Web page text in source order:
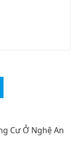
Cư Ở Nghệ An